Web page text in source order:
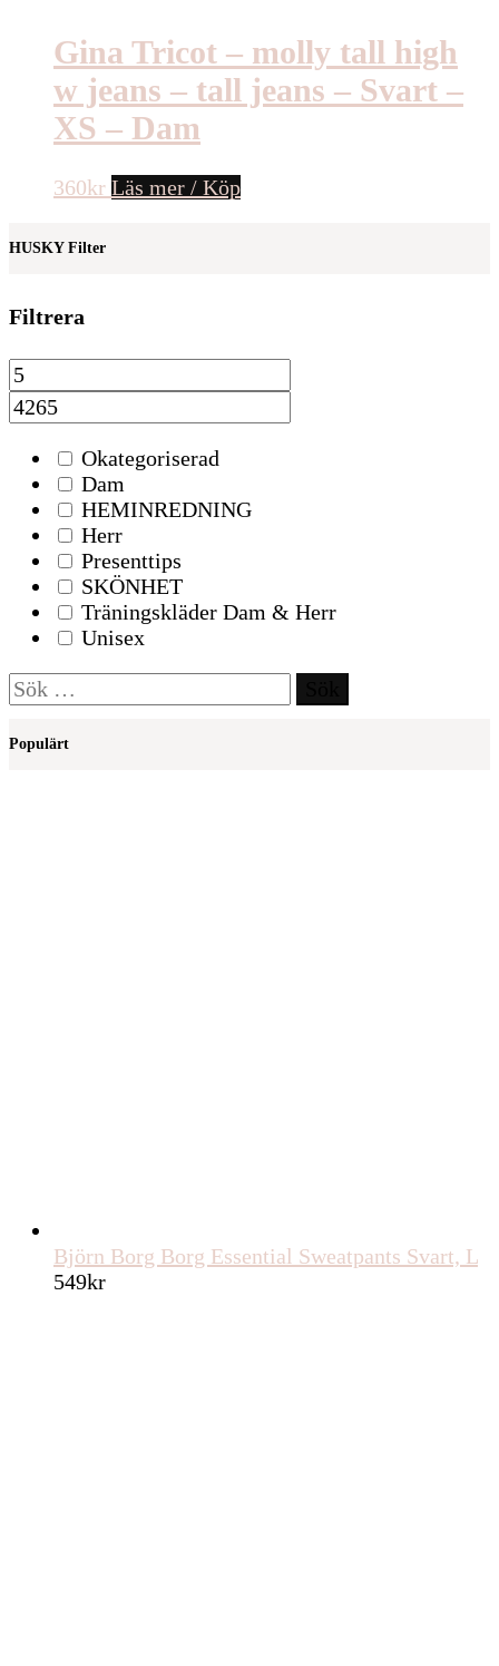
Gina Tricot – molly tall high
w jeans – tall jeans – Svart –
XS – Dam
360kr Läs mer / Köp
HUSKY Filter
Filtrera
Okategoriserad
Dam
HEMINREDNING
Herr
Presenttips
SKÖNHET
Träningskläder Dam & Herr
Unisex
Sök
efter:
Populärt
Björn Borg Borg Essential Sweatpants Svart, L
549kr